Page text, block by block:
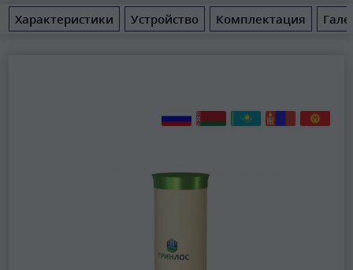
Характеристики Устройство Комплектация